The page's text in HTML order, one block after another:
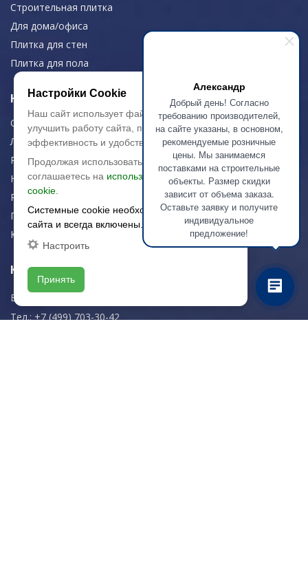
Александр
Добрый день! Согласно
требованию производителей,
на сайте указаны, в основном,
рекомендуемые розничные
цены. Мы занимаемся
поставками на строительные
объекты. Размер скидки
зависит от объема заказа.
Оставьте заявку и получите
индивидуальное
предложение!
Строительная плитка
Для дома/офиса
Плитка для стен
Плитка для пола
Навигация
О компании
Логистика
Резка керамогранита
Новости
Рекомендации
Портфолио
Контакты
Контактная информация
E-mail:
Тел.: +7 (499) 703-30-42
Настройки Cookie
Наш сайт использует файлы cookie, чтобы
улучшить работу сайта, повысить его
эффективность и удобство.
Продолжая использовать сайт, вы
соглашаетесь на использование файлов
cookie.
Системные cookie необходимы для работы
сайта и всегда включены.
Настроить
Принять